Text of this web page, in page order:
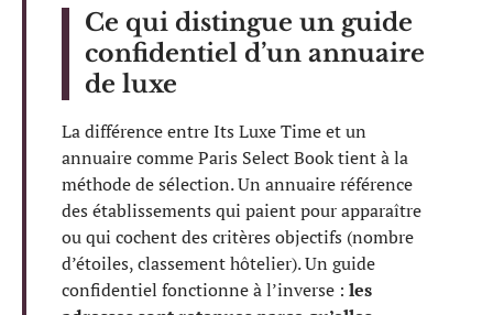
Ce qui distingue un guide
confidentiel d’un annuaire
de luxe
La différence entre Its Luxe Time et un
annuaire comme Paris Select Book tient à la
méthode de sélection. Un annuaire référence
des établissements qui paient pour apparaître
ou qui cochent des critères objectifs (nombre
d’étoiles, classement hôtelier). Un guide
confidentiel fonctionne à l’inverse : les